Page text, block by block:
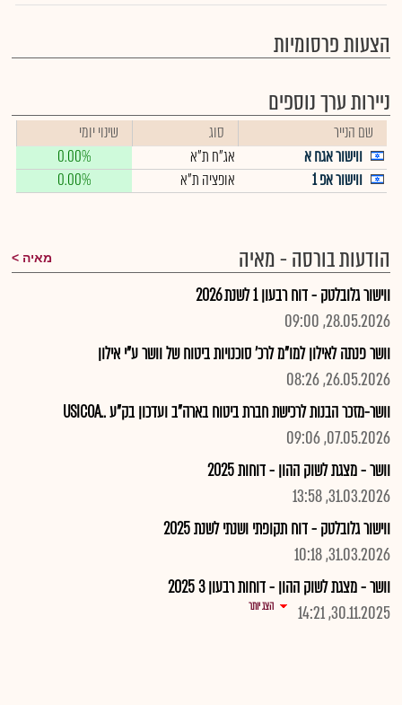
הצעות פרסומיות
ניירות ערך נוספים
שם הנייר סוג
שינוי יומי
ווישור אגח א
אג"ח ת"א
0.00%
ווישור אפ 1
אופציה ת"א 0.00%
הודעות בורסה - מאיה מאיה
ווישור גלובלטק - דוח רבעון 1 לשנת 2026
28.05.2026, 09:00
וושר פנתה לאילון למו"מ לרכ' סוכנויות ביטוח של וושר ע"י אילון
26.05.2026, 08:26
וושר-מזכר הבנות לרכישת חברת ביטוח בארה"ב ועדכון בק"ע ..USICOA
07.05.2026, 09:06
וושר - מצגת לשוק ההון - דוחות 2025
31.03.2026, 13:58
ווישור גלובלטק - דוח תקופתי ושנתי לשנת 2025
31.03.2026, 10:18
וושר - מצגת לשוק ההון - דוחות רבעון 3 2025
30.11.2025, 14:21
הצג יותר